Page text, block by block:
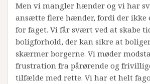
Men vi mangler hænder og vi har
ansætte flere hænder, fordi der ikke
for faget. Vi får svært ved at skabe
boligforhold, der kan sikre at
skærmer borgerne. Vi møder
frustration fra pårørende og
tilfælde med rette. Vi har et helt